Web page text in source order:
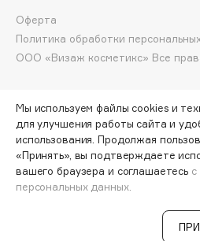
Dorco
DP Daily Perfection
Dr.Ceuracle
Dr.Jart+
DSD de Luxe
Dyson
СООБЩИТЬ О ПОСТУПЛЕНИИ
ООО «Визаж косметикс» Все
Оферта
Политика обработки
Мы используем файлы cookies и
для улучшения работы сайта и
использования. Продолжая
«Принять», вы подтверждаете
вашего браузера и соглашаетесь с
персональных данных.